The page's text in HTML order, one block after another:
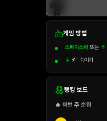
게임 방법
스페이스바또는 ↑
↓ 키: 숙이기
랭킹 보드
🔥 이번 주 순위